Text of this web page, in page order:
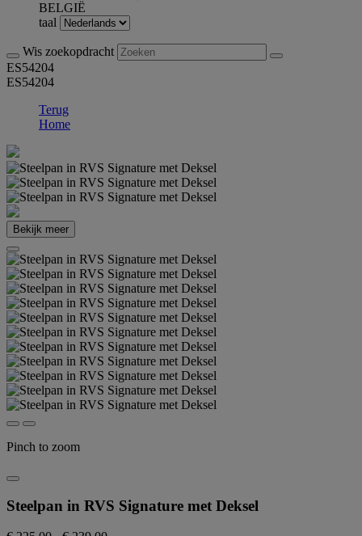
BELGIË
taal
Wis zoekopdracht
ES54204
ES54204
Terug
Home
Bekijk meer
Pinch to zoom
Steelpan in RVS Signature met Deksel